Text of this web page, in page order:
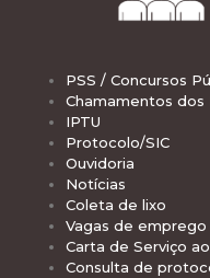
PSS / Concursos
Chamamentos dos
IPTU
Protocolo/SIC
Ouvidoria
Notícias
Coleta de lixo
Vagas de emprego
Carta de Serviço
Consulta de